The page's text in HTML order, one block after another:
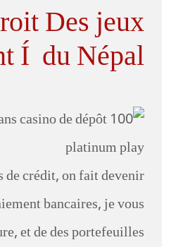
Des jeux
Í du Népal
de crédit, on fait devenir
bancaires, je vous
et de des portefeuilles